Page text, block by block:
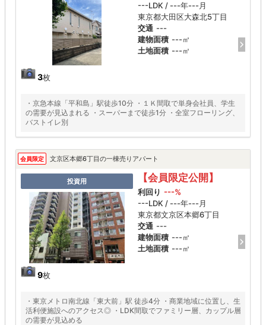
3枚
---LDK / ---年---月
東京都大田区大森北5丁目
交通 ---
建物面積 ---㎡
土地面積 ---㎡
・京急本線「平和島」駅徒歩10分 ・１Ｋ間取で単身会社員、学生
の需要が見込まれる ・スーパーまで徒歩1分 ・全室フローリング、
バストイレ別
会員限定 文京区本郷6丁目の一棟売りアパート
投資用
9枚
【会員限定公開】
利回り ---%
---LDK / ---年---月
東京都文京区本郷6丁目
交通 ---
建物面積 ---㎡
土地面積 ---㎡
・東京メトロ南北線「東大前」駅 徒歩4分 ・商業地域に位置し、生
活利便施設へのアクセス◎ ・LDK間取でファミリー層、カップル層
の需要が見込める